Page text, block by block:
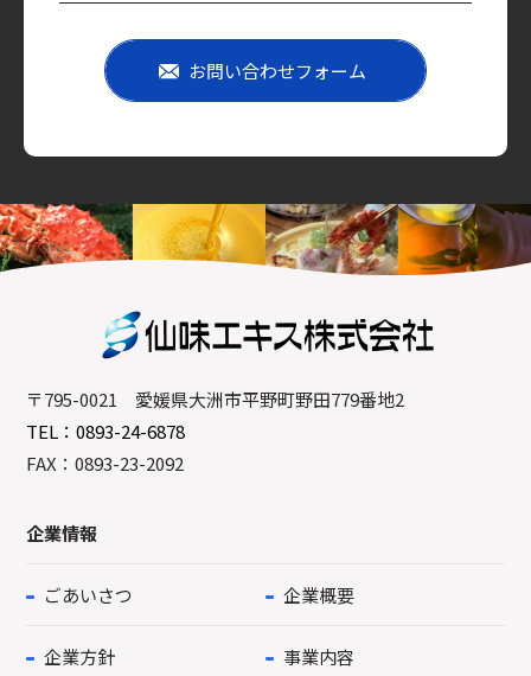
お問い合わせフォーム
〒795-0021 愛媛県大洲市平野町野田779番地2
TEL：0893-24-6878
FAX：0893-23-2092
企業情報
ごあいさつ 企業概要
企業方針 事業内容